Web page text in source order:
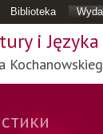
Biblioteka
i